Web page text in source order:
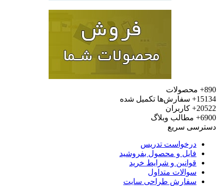
محصولات
سفارش‌ها تکمیل شده
کاربران
مطالب وبلاگ
سریع
درخواست تدریس
فایل و محصول بفروشید
قوانین و شرایط خرید
سوالات متداول
سفارش طراحی سایت